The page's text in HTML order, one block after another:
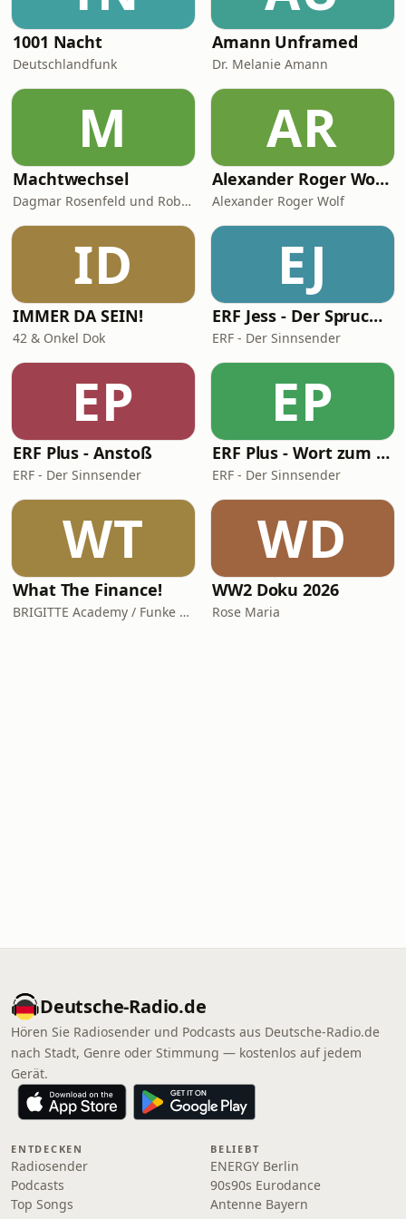
1001 Nacht
Deutschlandfunk
Amann Unframed
Dr. Melanie Amann
M
Machtwechsel
Dagmar Rosenfeld und Robin Alexander
AR
Alexander Roger Wolf - 🎙 Get the Job – Der Podcast für starke Präsenz vor der Kamera & auf Social Media
Alexander Roger Wolf
ID
IMMER DA SEIN!
42 & Onkel Dok
EJ
ERF Jess - Der Spruch des Tages
ERF - Der Sinnsender
EP
ERF Plus - Anstoß
ERF - Der Sinnsender
EP
ERF Plus - Wort zum Tag
ERF - Der Sinnsender
WT
What The Finance!
BRIGITTE Academy / Funke Woman, People & Family GmbH
WD
WW2 Doku 2026
Rose Maria
Deutsche-Radio.de
Hören Sie Radiosender und Podcasts aus Deutsche-Radio.de
nach Stadt, Genre oder Stimmung — kostenlos auf jedem
Gerät.
ENTDECKEN
Radiosender
Podcasts
Top Songs
BELIEBT
ENERGY Berlin
90s90s Eurodance
Antenne Bayern